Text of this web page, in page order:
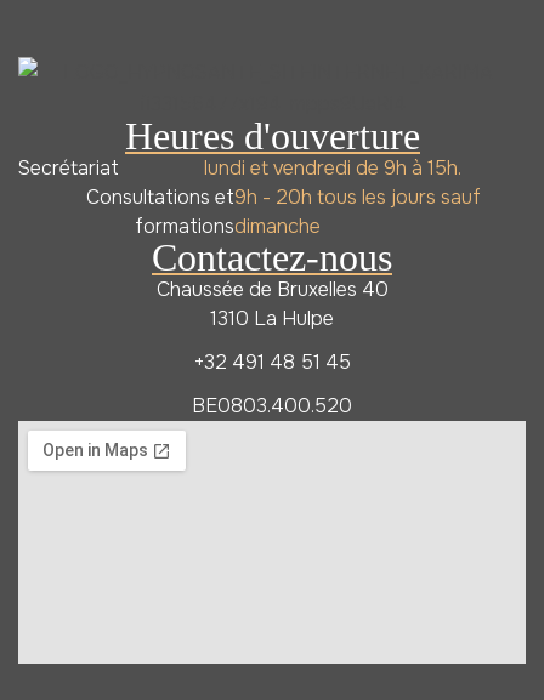
Contactez-nous
Chaussée de Bruxelles 40
1310 La Hulpe
+32 491 48 51 45
BE0803.400.520
Heures d'ouverture
Secrétariat
lundi et vendredi de 9h à 15h.
Consultations et
formations
9h - 20h tous les jours sauf
dimanche